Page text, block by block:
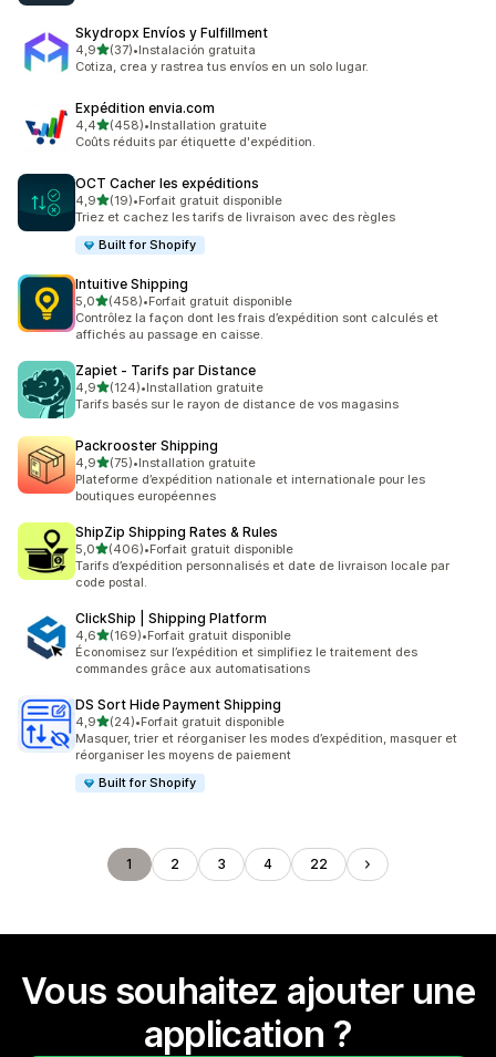
Skydropx Envíos y Fulfillment
4,9étoile(s) sur 5
(37)
37 avis au total
•Instalación gratuita
Cotiza, crea y rastrea tus envíos en un solo lugar.
Expédition envia.com
4,4étoile(s) sur 5
(458)
458 avis au total
•Installation gratuite
Coûts réduits par étiquette d'expédition.
OCT Cacher les expéditions
4,9étoile(s) sur 5
(19)
19 avis au total
•Forfait gratuit disponible
Triez et cachez les tarifs de livraison avec des règles
Built for Shopify
Intuitive Shipping
5,0étoile(s) sur 5
(458)
458 avis au total
•Forfait gratuit disponible
Contrôlez la façon dont les frais d’expédition sont calculés et
affichés au passage en caisse.
Zapiet ‑ Tarifs par Distance
4,9étoile(s) sur 5
(124)
124 avis au total
•Installation gratuite
Tarifs basés sur le rayon de distance de vos magasins
Packrooster Shipping
4,9étoile(s) sur 5
(75)
75 avis au total
•Installation gratuite
Plateforme d’expédition nationale et internationale pour les
boutiques européennes
ShipZip Shipping Rates & Rules
5,0étoile(s) sur 5
(406)
406 avis au total
•Forfait gratuit disponible
Tarifs d’expédition personnalisés et date de livraison locale par
code postal.
ClickShip | Shipping Platform
4,6étoile(s) sur 5
(169)
169 avis au total
•Forfait gratuit disponible
Économisez sur l’expédition et simplifiez le traitement des
commandes grâce aux automatisations
DS Sort Hide Payment Shipping
4,9étoile(s) sur 5
(24)
24 avis au total
•Forfait gratuit disponible
Masquer, trier et réorganiser les modes d’expédition, masquer et
réorganiser les moyens de paiement
Built for Shopify
1 2 3 4 22
Vous souhaitez ajouter une
application ?